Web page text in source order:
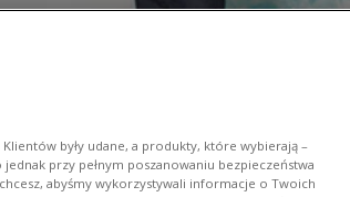
Klientów były udane, a produkty, które wybierają –
przy pełnym poszanowaniu bezpieczeństwa
abyśmy wykorzystywali informacje o Twoich